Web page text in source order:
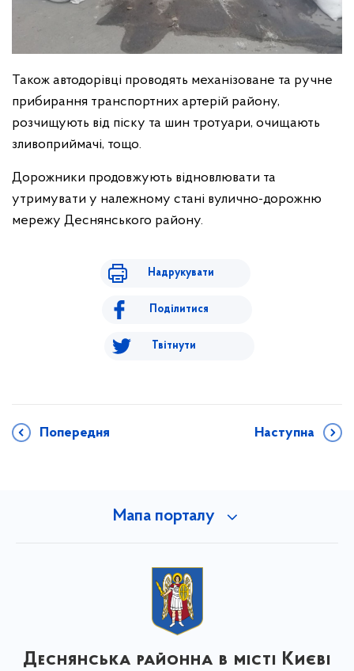
Також автодорівці проводять механізоване та ручне
прибирання транспортних артерій району,
розчищують від піску та шин тротуари, очищають
зливоприймачі, тощо.
Дорожники продовжують відновлювати та
утримувати у належному стані вулично-дорожню
мережу Деснянського району.
Надрукувати
Поділитися
Твітнути
Попередня Наступна
Мапа порталу
Деснянська районна в місті Києві